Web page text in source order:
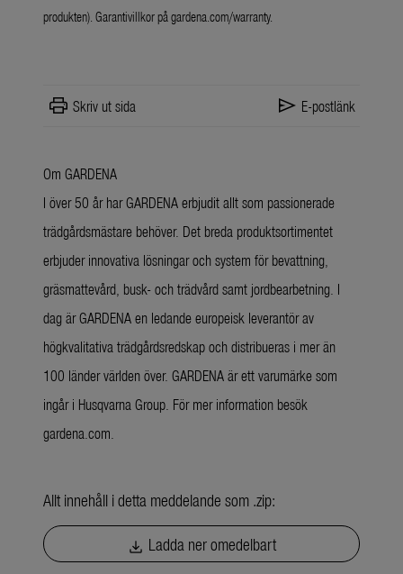
produkten). Garantivillkor på gardena.com/warranty.
print Skriv ut sida send E-postlänk
Om GARDENA
I över 50 år har GARDENA erbjudit allt som passionerade
trädgårdsmästare behöver. Det breda produktsortimentet
erbjuder innovativa lösningar och system för bevattning,
gräsmattevård, busk- och trädvård samt jordbearbetning. I
dag är GARDENA en ledande europeisk leverantör av
högkvalitativa trädgårdsredskap och distribueras i mer än
100 länder världen över. GARDENA är ett varumärke som
ingår i Husqvarna Group. För mer information besök
gardena.com.
Allt innehåll i detta meddelande som .zip:
download Ladda ner omedelbart